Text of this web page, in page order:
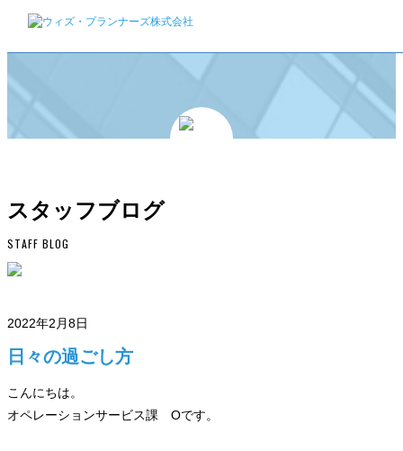
スタッフブログ
STAFF BLOG
2022年2月8日
日々の過ごし方
こんにちは。
オペレーションサービス課 Oです。